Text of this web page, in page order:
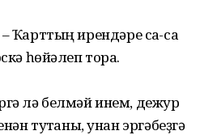
Ҡарттың ирендәре саҡ-саҡ
һөйәлеп тора.
лә белмәй инем, дежур
туҡтаны, унан эргәбеҙгә